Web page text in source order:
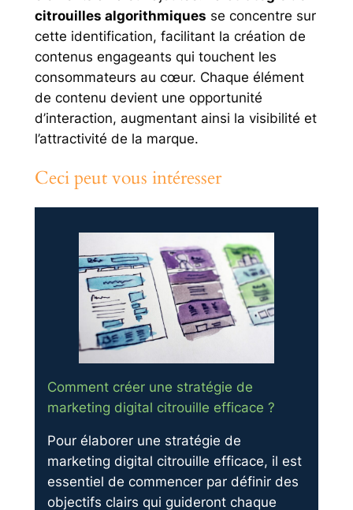
citrouilles algorithmiques se concentre sur
cette identification, facilitant la création de
contenus engageants qui touchent les
consommateurs au cœur. Chaque élément
de contenu devient une opportunité
d’interaction, augmentant ainsi la visibilité et
l’attractivité de la marque.
Ceci peut vous intéresser
Comment créer une stratégie de
marketing digital citrouille efficace ?
Pour élaborer une stratégie de
marketing digital citrouille efficace, il est
essentiel de commencer par définir des
objectifs clairs qui guideront chaque